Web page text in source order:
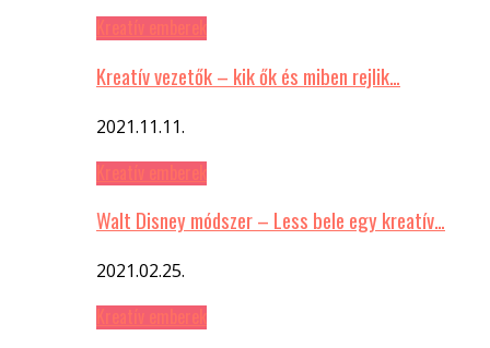
Kreatív vezetők – kik ők és miben rejlik…
2021.11.11.
Walt Disney módszer – Less bele egy kreatív…
2021.02.25.